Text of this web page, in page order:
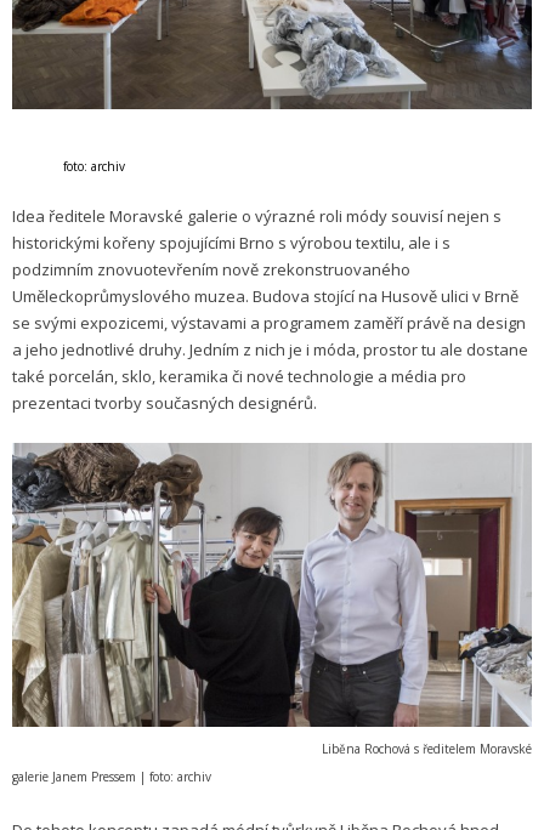
foto: archiv
Idea ředitele Moravské galerie o výrazné roli módy souvisí nejen s
historickými kořeny spojujícími Brno s výrobou textilu, ale i s
podzimním znovuotevřením nově zrekonstruovaného
Uměleckoprůmyslového muzea. Budova stojící na Husově ulici v Brně
se svými expozicemi, výstavami a programem zaměří právě na design
a jeho jednotlivé druhy. Jedním z nich je i móda, prostor tu ale dostane
také porcelán, sklo, keramika či nové technologie a média pro
prezentaci tvorby současných designérů.
Liběna Rochová s ředitelem Moravské
galerie Janem Pressem | foto: archiv